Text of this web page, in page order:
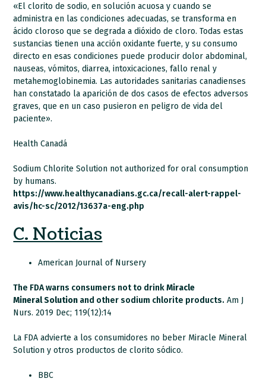
«El clorito de sodio, en solución acuosa y cuando se
administra en las condiciones adecuadas, se transforma en
ácido cloroso que se degrada a dióxido de cloro. Todas estas
sustancias tienen una acción oxidante fuerte, y su consumo
directo en esas condiciones puede producir dolor abdominal,
nauseas, vómitos, diarrea, intoxicaciones, fallo renal y
metahemoglobinemia. Las autoridades sanitarias canadienses
han constatado la aparición de dos casos de efectos adversos
graves, que en un caso pusieron en peligro de vida del
paciente».
Health Canadá
Sodium Chlorite Solution not authorized for oral consumption
by humans.
https://www.healthycanadians.gc.ca/recall-alert-rappel-
avis/hc-sc/2012/13637a-eng.php
C. Noticias
American Journal of Nursery
The FDA warns consumers not to drinkMiracle
MineralSolution and other sodium chlorite products. Am J
Nurs. 2019 Dec; 119(12):14
La FDA advierte a los consumidores no beber Miracle Mineral
Solution y otros productos de clorito sódico.
BBC